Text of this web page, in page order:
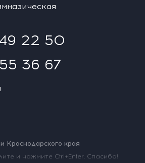
22 50
36 67
Краснодарского края
и нажмите Ctrl+Enter. Спасибо!